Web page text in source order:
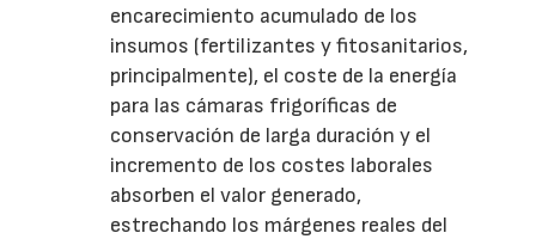
encarecimiento acumulado de los
insumos (fertilizantes y fitosanitarios,
principalmente), el coste de la energía
para las cámaras frigoríficas de
conservación de larga duración y el
incremento de los costes laborales
absorben el valor generado,
estrechando los márgenes reales del